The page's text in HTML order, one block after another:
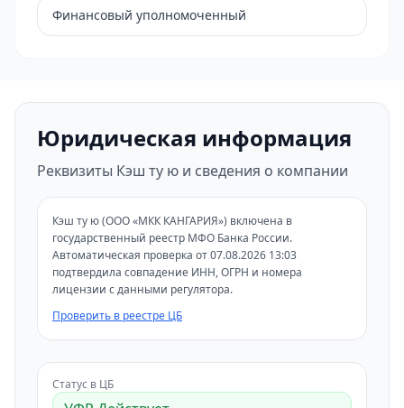
Финансовый уполномоченный
Юридическая информация
Реквизиты Кэш ту ю и сведения о компании
Кэш ту ю (ООО «МКК КАНГАРИЯ») включена в
государственный реестр МФО Банка России.
Автоматическая проверка от 07.08.2026 13:03
подтвердила совпадение ИНН, ОГРН и номера
лицензии с данными регулятора.
Проверить в реестре ЦБ
Статус в ЦБ